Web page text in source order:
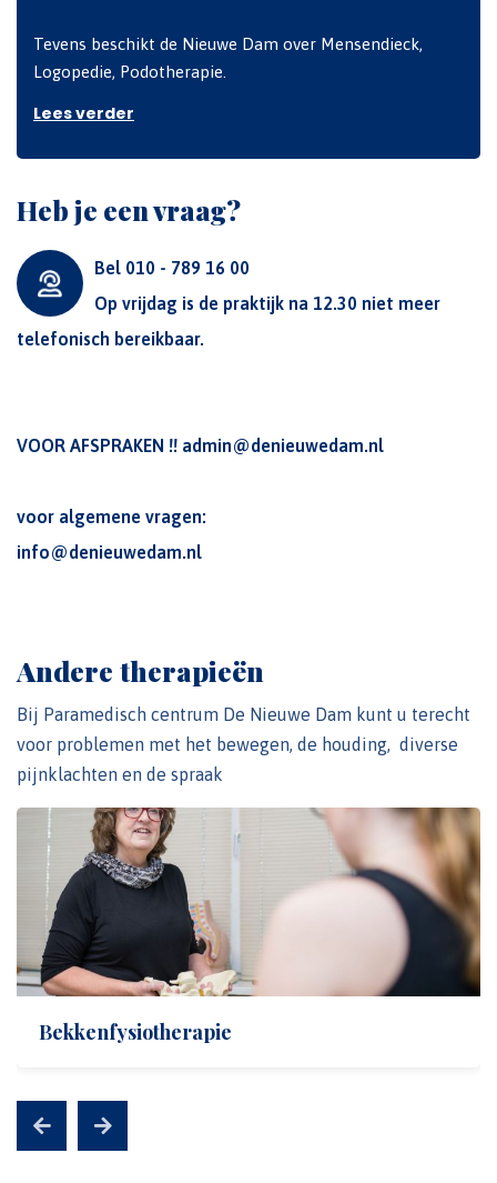
Tevens beschikt de Nieuwe Dam over Mensendieck,
Logopedie, Podotherapie.
Lees verder
Heb je een vraag?
Bel 010 - 789 16 00
Op vrijdag is de praktijk na 12.30 niet meer
telefonisch bereikbaar.
VOOR AFSPRAKEN !! admin@denieuwedam.nl
voor algemene vragen:
info@denieuwedam.nl
Andere therapieën
Bij Paramedisch centrum De Nieuwe Dam kunt u terecht
voor problemen met het bewegen, de houding, diverse
pijnklachten en de spraak
Bekkenfysiotherapie